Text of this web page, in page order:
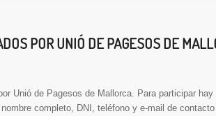
POR UNIÓ DE PAGESOS DE
Unió de Pagesos de Mallorca. Para participar hay
completo, DNI, teléfono y e-mail de